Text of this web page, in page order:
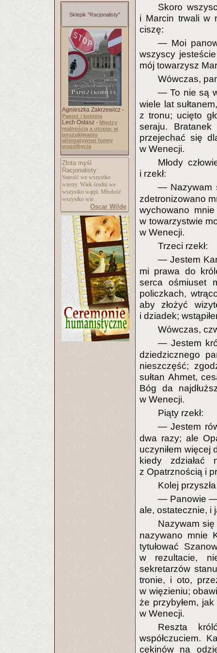
Sklepik "Racjonalisty"
Agnieszka Zakrzewicz -
Papież i kobieta
Lech Ostasz - Między
realnością a utopią: w
poszukiwaniu
alternatywnej formy
współbycia
Złota myśl
Racjonalisty:
Starość we wszystko
wierzy. Wiek średni we
wszystko wątpi. Młodość
wszystko wie.
Oscar Wilde
Skoro
i Marcin trwali w
ciszę:
— Moi
wszyscy
mój towarzysz
Wówczas,
— To nie są
wiele lat
z tronu; ucięto
seraju.
przejechać się
w Wenecji.
Młody
i rzekł:
— Nazywam
zdetronizowano
wychowano
w towarzystwie
w Wenecji.
Trzeci rzekł:
— Jestem
mi prawa do
serca ośmiuset
policzkach,
aby złożyć
i dziadek;
Wówczas,
— Jestem
dziedzicznego
nieszczęść;
sułtan Ahmet,
Bóg da
w Wenecji.
Piąty rzekł:
— Jestem
dwa razy; ale
uczyniłem więcej
kiedy zdziałać
z Opatrznością i
Kolej
— Panowie —
ale, ostatecznie, i
Nazywam
nazywano mnie
tytułować
w rezultacie,
sekretarzów
tronie, i oto,
w więzieniu;
że przybyłem,
w Wenecji.
Reszta
współczuciem.
cekinów na